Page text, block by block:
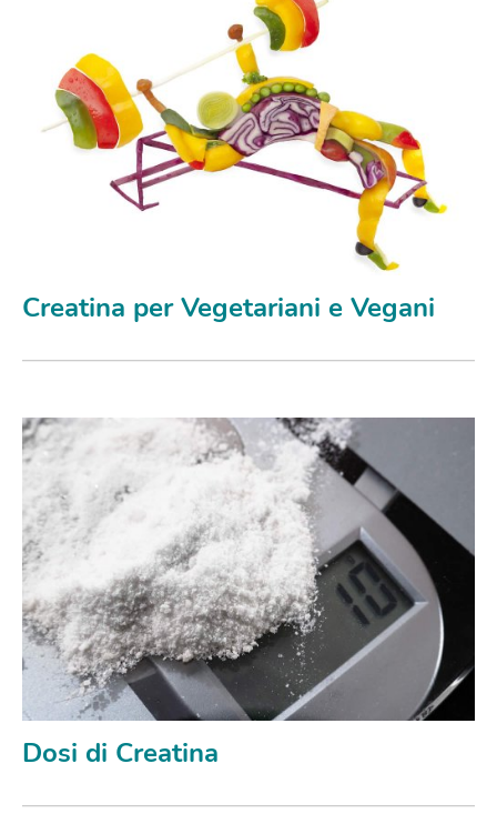
Creatina per Vegetariani e Vegani
Dosi di Creatina